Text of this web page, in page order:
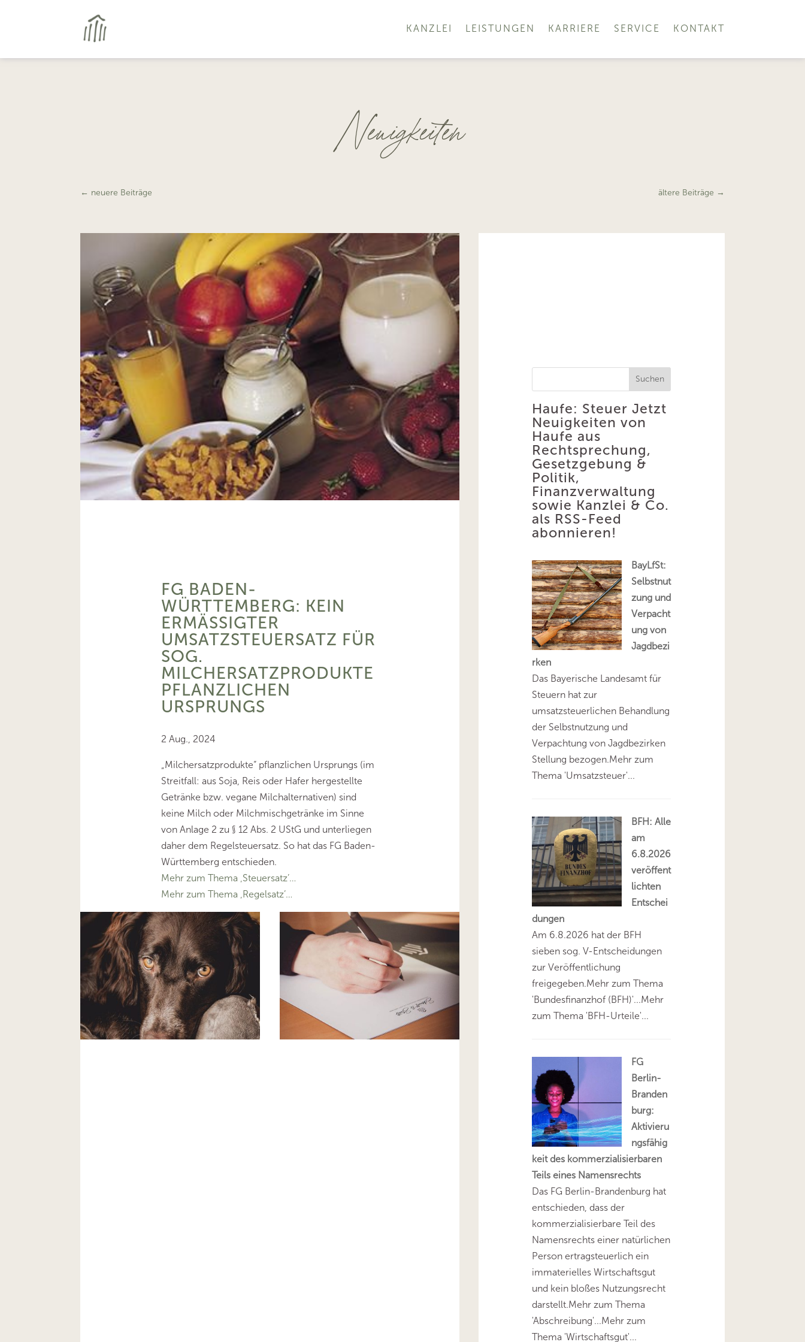
KANZLEI LEISTUNGEN KARRIERE SERVICE KONTAKT
Neuigkeiten
← neuere Beiträge ältere Beiträge →
FG BADEN-
WÜRTTEMBERG: KEIN
ERMÄSSIGTER U
MSATZSTEUERSATZ FÜR S
OG. M
ILCHERSATZPRODUKTE P
FLANZLICHEN U
RSPRUNGS
2 Aug., 2024
„Milchersatzprodukte“ pflanzlichen Ursprungs (im
Streitfall: aus Soja, Reis oder Hafer hergestellte
Getränke bzw. vegane Milchalternativen) sind
keine Milch oder Milchmischgetränke im Sinne
von Anlage 2 zu § 12 Abs. 2 UStG und unterliegen
daher dem Regelsteuersatz. So hat das FG Baden-
Württemberg entschieden.
Mehr zum Thema ‚Steuersatz’…
Mehr zum Thema ‚Regelsatz’…
Suchen
Haufe: Steuer Jetzt
Neuigkeiten von
Haufe aus
Rechtsprechung,
Gesetzgebung &
Politik,
Finanzverwaltung
sowie Kanzlei & Co.
als RSS-Feed
abonnieren!
BayLfSt:
Selbstnut
zung und
Verpacht
ung von
Jagdbezi
rken
Das Bayerische Landesamt für
Steuern hat zur
umsatzsteuerlichen Behandlung
der Selbstnutzung und
Verpachtung von Jagdbezirken
Stellung bezogen.Mehr zum
Thema 'Umsatzsteuer'...
BFH: Alle
am
6.8.2026
veröffent
lichten
Entschei
dungen
Am 6.8.2026 hat der BFH
sieben sog. V-Entscheidungen
zur Veröffentlichung
freigegeben.Mehr zum Thema
'Bundesfinanzhof (BFH)'...Mehr
zum Thema 'BFH-Urteile'...
FG
Berlin-
Branden
burg:
Aktivieru
ngsfähig
keit des kommerzialisierbaren
Teils eines Namensrechts
Das FG Berlin-Brandenburg hat
entschieden, dass der
kommerzialisierbare Teil des
Namensrechts einer natürlichen
Person ertragsteuerlich ein
immaterielles Wirtschaftsgut
und kein bloßes Nutzungsrecht
darstellt.Mehr zum Thema
'Abschreibung'...Mehr zum
Thema 'Wirtschaftsgut'...